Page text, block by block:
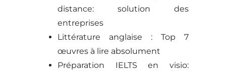
distance: solution des
entreprises
Littérature anglaise : Top 7
œuvres à lire absolument
Préparation IELTS en visio: